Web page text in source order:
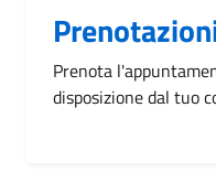
Prenota
disposizione dal tuo